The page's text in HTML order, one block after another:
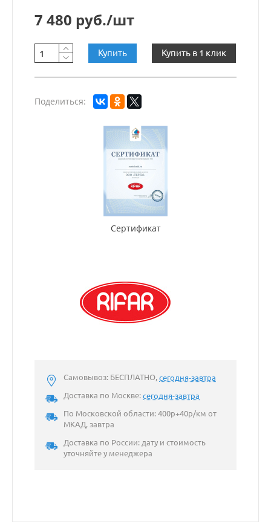
7 480 руб./шт
Купить Купить в 1 клик
Поделиться:
Сертификат
Самовывоз: БЕСПЛАТНО,сегодня-завтра
Доставка по Москве:сегодня-завтра
По Московской области: 400р+40р/км от
МКАД, завтра
Доставка по России: дату и стоимость
уточняйте у менеджера